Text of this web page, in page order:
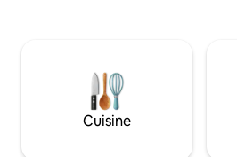
Cuisine